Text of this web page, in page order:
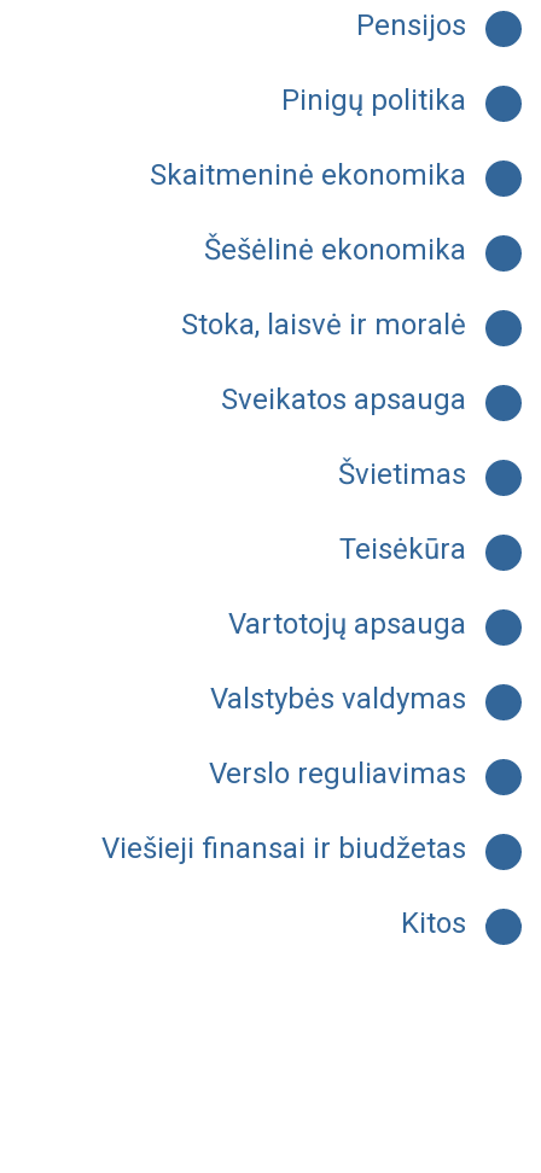
Pensijos
Pinigų politika
Skaitmeninė ekonomika
Šešėlinė ekonomika
Stoka, laisvė ir moralė
Sveikatos apsauga
Švietimas
Teisėkūra
Vartotojų apsauga
Valstybės valdymas
Verslo reguliavimas
Viešieji finansai ir biudžetas
Kitos